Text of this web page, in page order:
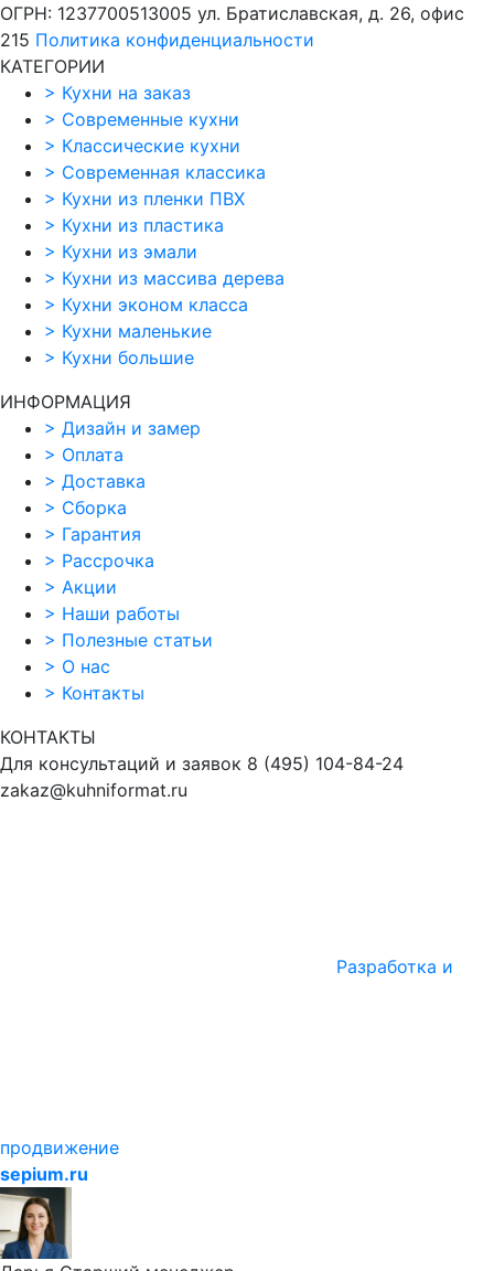
ОГРН: 1237700513005 ул. Братиславская, д. 26, офис
215 Политика конфиденциальности
КАТЕГОРИИ
> Кухни на заказ
> Современные кухни
> Классические кухни
> Современная классика
> Кухни из пленки ПВХ
> Кухни из пластика
> Кухни из эмали
> Кухни из массива дерева
> Кухни эконом класса
> Кухни маленькие
> Кухни большие
ИНФОРМАЦИЯ
> Дизайн и замер
> Оплата
> Доставка
> Сборка
> Гарантия
> Рассрочка
> Акции
> Наши работы
> Полезные статьи
> О нас
> Контакты
КОНТАКТЫ
Для консультаций и заявок 8 (495) 104-84-24
zakaz@kuhniformat.ru
Разработка и
продвижение
sepium.ru